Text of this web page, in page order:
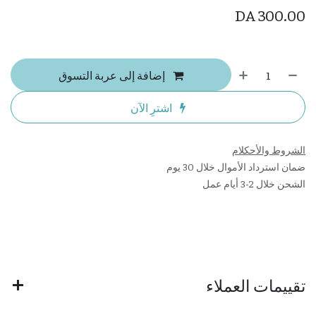
300.00
إضافة إلى عربة التسوق
اشترِ الآن
الشروط والأحكلام
ضمان استرداد الأموال خلال 30 يوم
الشحن خلال 2-3 أيام عمل
تقييمات العملاء